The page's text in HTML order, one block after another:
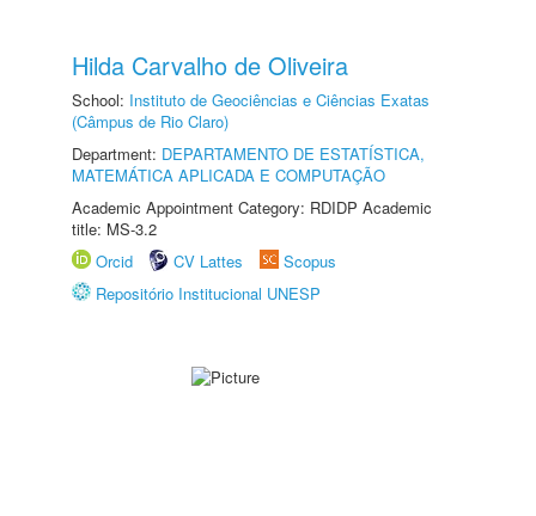
Hilda Carvalho de Oliveira
School: Instituto de Geociências e Ciências Exatas
(Câmpus de Rio Claro)
Department: DEPARTAMENTO DE ESTATÍSTICA,
MATEMÁTICA APLICADA E COMPUTAÇÃO
Academic Appointment Category: RDIDP Academic
title: MS-3.2
Orcid
CV Lattes
Scopus
Repositório Institucional UNESP